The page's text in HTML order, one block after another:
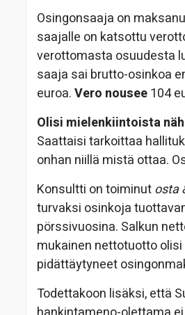
Osingonsaaja on
saajalle on katsottu
verottomasta osuudesta
saaja sai brutto-osinkoa
euroa.Vero nousee104
Olisi mielenkiintoista
Saattaisi tarkoittaa
onhan niillä mistä ottaa.
Konsultti on toiminutosta
turvaksi osinkoja
pörssivuosina. Salkun
mukainen nettotuotto olisi
pidättäytyneet
Todettakoon lisäksi, että